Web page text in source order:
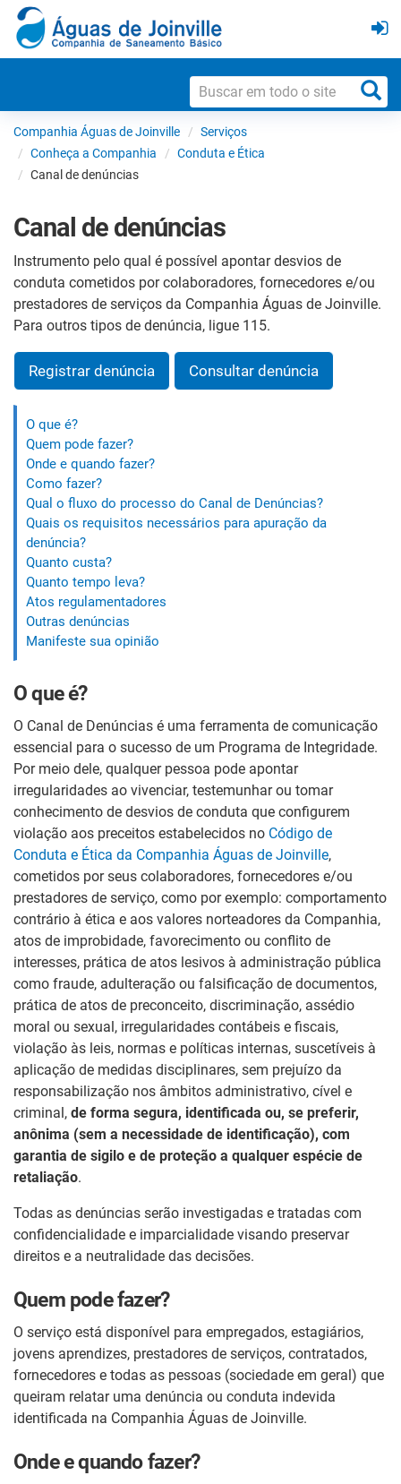
Companhia Águas de Joinville
Serviços
Conheça a Companhia
Conduta e Ética
Canal de denúncias
Canal de denúncias
Instrumento pelo qual é possível apontar desvios de
conduta cometidos por colaboradores, fornecedores e/ou
prestadores de serviços da Companhia Águas de Joinville.
Para outros tipos de denúncia, ligue 115.
Registrar denúncia Consultar denúncia
O que é?
Quem pode fazer?
Onde e quando fazer?
Como fazer?
Qual o fluxo do processo do Canal de Denúncias?
Quais os requisitos necessários para apuração da
denúncia?
Quanto custa?
Quanto tempo leva?
Atos regulamentadores
Outras denúncias
Manifeste sua opinião
O que é?
O Canal de Denúncias é uma ferramenta de comunicação
essencial para o sucesso de um Programa de Integridade.
Por meio dele, qualquer pessoa pode apontar
irregularidades ao vivenciar, testemunhar ou tomar
conhecimento de desvios de conduta que configurem
violação aos preceitos estabelecidos no Código de
Conduta e Ética da Companhia Águas de Joinville,
cometidos por seus colaboradores, fornecedores e/ou
prestadores de serviço, como por exemplo: comportamento
contrário à ética e aos valores norteadores da Companhia,
atos de improbidade, favorecimento ou conflito de
interesses, prática de atos lesivos à administração pública
como fraude, adulteração ou falsificação de documentos,
prática de atos de preconceito, discriminação, assédio
moral ou sexual, irregularidades contábeis e fiscais,
violação às leis, normas e políticas internas, suscetíveis à
aplicação de medidas disciplinares, sem prejuízo da
responsabilização nos âmbitos administrativo, cível e
criminal, de forma segura, identificada ou, se preferir,
anônima (sem a necessidade de identificação), com
garantia de sigilo e de proteção a qualquer espécie de
retaliação.
Todas as denúncias serão investigadas e tratadas com
confidencialidade e imparcialidade visando preservar
direitos e a neutralidade das decisões.
Quem pode fazer?
O serviço está disponível para empregados, estagiários,
jovens aprendizes, prestadores de serviços, contratados,
fornecedores e todas as pessoas (sociedade em geral) que
queiram relatar uma denúncia ou conduta indevida
identificada na Companhia Águas de Joinville.
Onde e quando fazer?